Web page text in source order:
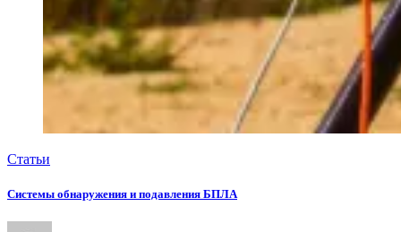
Статьи
Системы обнаружения и подавления БПЛА